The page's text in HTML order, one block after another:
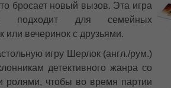
бросает новый вызов. Эта игра
подходит для семейных
или вечеринок с друзьями.
игру Шерлок (англ./рум.)
детективного жанра со
ролями, чтобы во время партии